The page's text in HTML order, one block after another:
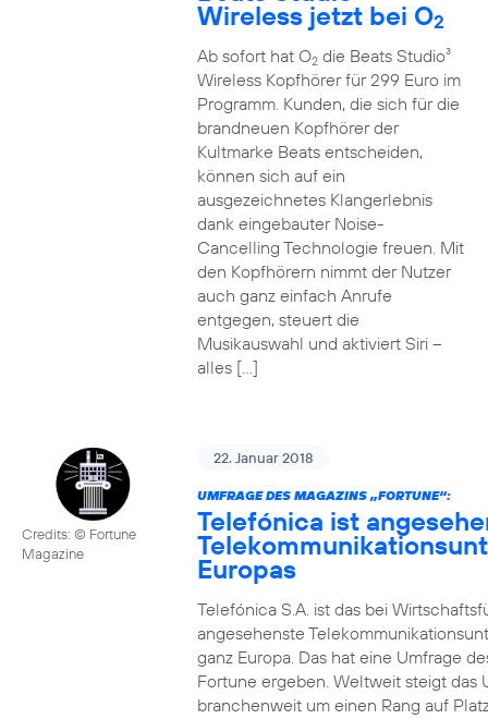
Wireless jetzt bei O2
Ab sofort hat O2die Beats Studio³
Wireless Kopfhörer für 299 Euro im
Programm. Kunden, die sich für die
brandneuen Kopfhörer der
Kultmarke Beats entscheiden,
können sich auf ein
ausgezeichnetes Klangerlebnis
dank eingebauter Noise-
Cancelling Technologie freuen. Mit
den Kopfhörern nimmt der Nutzer
auch ganz einfach Anrufe
entgegen, steuert die
Musikauswahl und aktiviert Siri –
alles […]
Credits: © Fortune
Magazine
22. Januar 2018
UMFRAGE DES MAGAZINS „FORTUNE“:
Telefónica ist
Europas
Telefónica S.A. ist das bei
angesehenste
ganz Europa. Das hat eine Umfrage
Fortune ergeben. Weltweit steigt das
branchenweit um einen Rang auf